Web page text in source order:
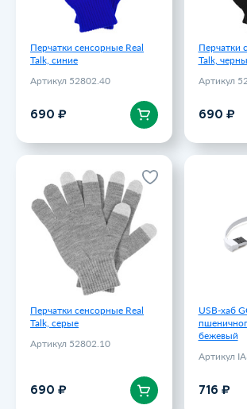
Перчатки сенсорные Real
Talk, синие
Артикул 52802.40
690 ₽В корзину
Перчатки
Talk,
Артикул
690 ₽В
Перчатки сенсорные Real
Talk, серые
Артикул 52802.10
690 ₽
Перчатки сенсорные Real
Talk, серые
Артикул 52802.10
690 ₽
В корзину
USB-хаб
бежевый
Артикул
716 ₽